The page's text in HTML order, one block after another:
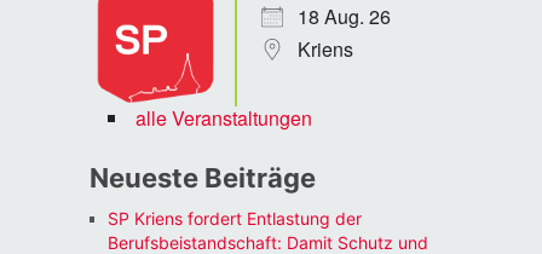
18 Aug. 26
Kriens
alle Veranstaltungen
Neueste Beiträge
SP Kriens fordert Entlastung der
Berufsbeistandschaft: Damit Schutz und